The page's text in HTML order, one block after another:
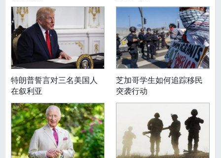
特朗普誓言对三名美国人
在叙利亚
芝加哥学生如何追踪移民
突袭行动